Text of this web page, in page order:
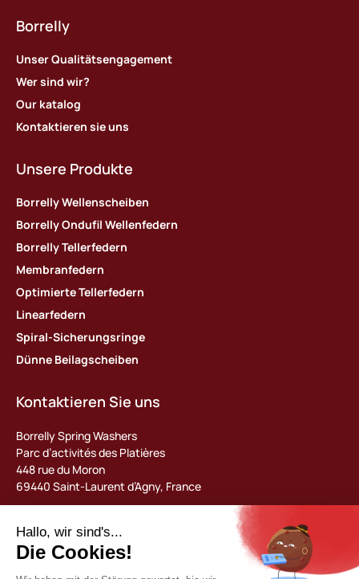
Borrelly
Unser Qualitätsengagement
Wer sind wir?
Our katalog
Kontaktieren sie uns
Unsere Produkte
Borrelly Wellenscheiben
Borrelly Ondufil Wellenfedern
Borrelly Tellerfedern
Membranfedern
Optimierte Tellerfedern
Linearfedern
Spiral-Sicherungsringe
Dünne Beilagscheiben
Kontaktieren Sie uns
Borrelly Spring Washers
Parc d’activités des Platières
448 rue du Moron
69440 Saint-Laurent d’Agny, France
contact@borrelly.com